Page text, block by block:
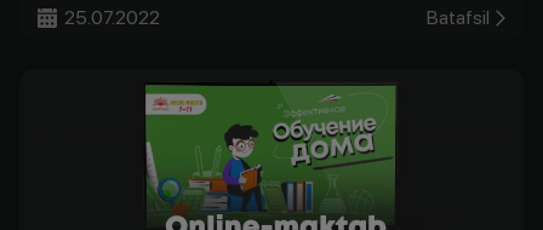
25.07.2022 Batafsil